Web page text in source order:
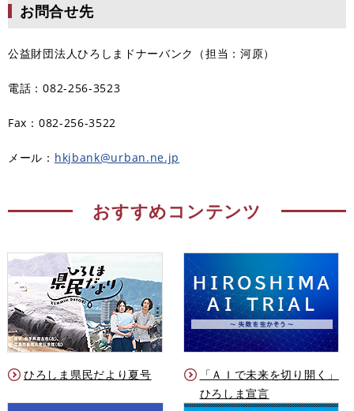
お問合せ先
公益財団法人ひろしまドナーバンク（担当：河原）
電話：082-256-3523
Fax：082-256-3522
メール： hkjbank@urban.ne.jp
おすすめコンテンツ
ひろしま県民だより夏号
「ＡＩで未来を切り開く」
ひろしま宣言